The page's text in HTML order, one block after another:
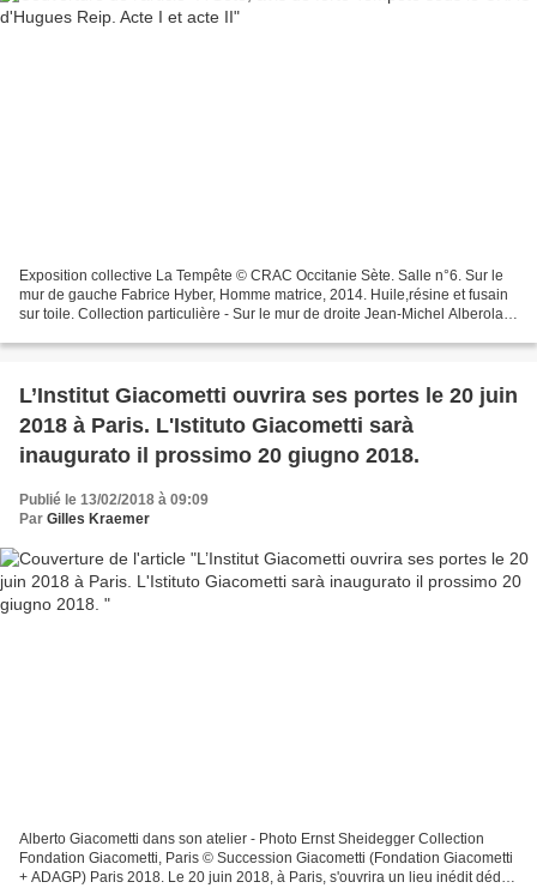
Exposition collective La Tempête © CRAC Occitanie Sète. Salle n°6. Sur le
mur de gauche Fabrice Hyber, Homme matrice, 2014. Huile,résine et fusain
sur toile. Collection particulière - Sur le mur de droite Jean-Michel Alberola,
L’Institut Giacometti ouvrira ses portes le 20 juin
2018 à Paris. L'Istituto Giacometti sarà
inaugurato il prossimo 20 giugno 2018.
Publié le 13/02/2018 à 09:09
Par Gilles Kraemer
Alberto Giacometti dans son atelier - Photo Ernst Sheidegger Collection
Fondation Giacometti, Paris © Succession Giacometti (Fondation Giacometti
+ ADAGP) Paris 2018. Le 20 juin 2018, à Paris, s'ouvrira un lieu inédit dédié